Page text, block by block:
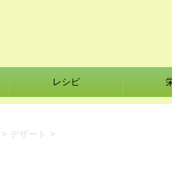
レシピ
> デザート >